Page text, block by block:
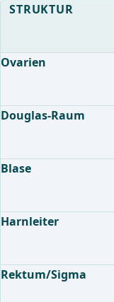
STRUKTUR
Ovarien
Douglas-Raum
Blase
Harnleiter
Rektum/Sigma